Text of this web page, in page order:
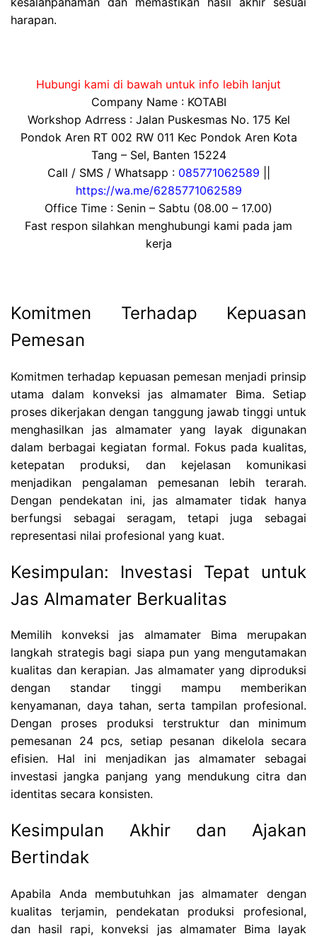
harapan.
Hubungi kami di bawah untuk info lebih lanjut
Company Name : KOTABI
Workshop Adrress : Jalan Puskesmas No. 175 Kel
Pondok Aren RT 002 RW 011 Kec Pondok Aren Kota
Tang – Sel, Banten 15224
Call / SMS / Whatsapp : 085771062589
https://wa.me/6285771062589
Office Time : Senin – Sabtu (08.00 – 17.00)
Fast respon silahkan menghubungi kami pada jam
kerja
Komitmen Terhadap Kepuasan
Pemesan
Komitmen terhadap kepuasan pemesan menjadi prinsip
utama dalam konveksi jas almamater Bima. Setiap
proses dikerjakan dengan tanggung jawab tinggi untuk
menghasilkan jas almamater yang layak digunakan
dalam berbagai kegiatan formal. Fokus pada kualitas,
ketepatan produksi, dan kejelasan komunikasi
menjadikan pengalaman pemesanan lebih terarah.
Dengan pendekatan ini, jas almamater tidak hanya
berfungsi sebagai seragam, tetapi juga sebagai
representasi nilai profesional yang kuat.
Kesimpulan: Investasi Tepat untuk
Jas Almamater Berkualitas
Memilih konveksi jas almamater Bima merupakan
langkah strategis bagi siapa pun yang mengutamakan
kualitas dan kerapian. Jas almamater yang diproduksi
dengan standar tinggi mampu memberikan
kenyamanan, daya tahan, serta tampilan profesional.
Dengan proses produksi terstruktur dan minimum
pemesanan 24 pcs, setiap pesanan dikelola secara
efisien. Hal ini menjadikan jas almamater sebagai
investasi jangka panjang yang mendukung citra dan
identitas secara konsisten.
Kesimpulan Akhir dan Ajakan
Bertindak
Apabila Anda membutuhkan jas almamater dengan
kualitas terjamin, pendekatan produksi profesional,
dan hasil rapi, konveksi jas almamater Bima layak